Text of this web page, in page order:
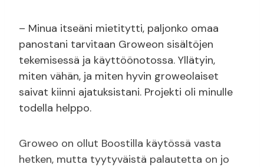
– Minua itseäni mietitytti, paljonko omaa
panostani tarvitaan Groweon sisältöjen
tekemisessä ja käyttöönotossa. Yllätyin,
miten vähän, ja miten hyvin groweolaiset
saivat kiinni ajatuksistani. Projekti oli minulle
todella helppo.
Groweo on ollut Boostilla käytössä vasta
hetken, mutta tyytyväistä palautetta on jo